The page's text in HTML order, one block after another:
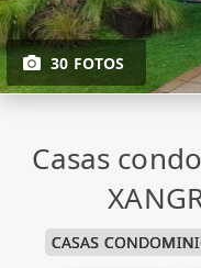
30 FOTOS
Casas
CASAS